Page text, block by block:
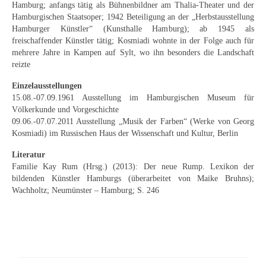
Süddeutsche Landschaft
Selbstbildnisse
Stillleben
Neues
Tägliche Dosis Kunst
Themenflyer
Themenflyer: Buch und Schrift in der Kunst
Hamburg; anfangs tätig als Bühnenbildner am Thalia-Theater und der
Hamburgischen Staatsoper; 1942 Beteiligung an der „Herbstausstellung
Hamburger Künstler“ (Kunsthalle Hamburg); ab 1945 als
freischaffender Künstler tätig; Kosmiadi wohnte in der Folge auch für
mehrere Jahre in Kampen auf Sylt, wo ihn besonders die Landschaft
reizte
Einzelausstellungen
15.08.-07.09.1961 Ausstellung im Hamburgischen Museum für
Völkerkunde und Vorgeschichte
09.06.-07.07.2011 Ausstellung „Musik der Farben“ (Werke von Georg
Kosmiadi) im Russischen Haus der Wissenschaft und Kultur, Berlin
Literatur
Familie Kay Rum (Hrsg.) (2013): Der neue Rump. Lexikon der
bildenden Künstler Hamburgs (überarbeitet von Maike Bruhns);
Wachholtz; Neumünster – Hamburg; S. 246